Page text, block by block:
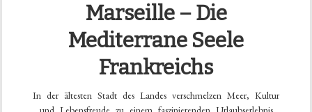
Marseille – Die
Mediterrane Seele
Frankreichs
In der ältesten Stadt des Landes verschmelzen Meer, Kultur